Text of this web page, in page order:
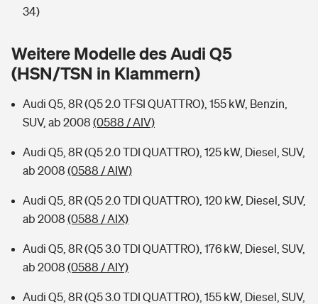
Hochwasser-Check: Wie gefährdet ist Ihr Haus?
Wer versichert was: Jetzt Versicherer finden
Private Cyberversicherung
Musikinstrumentenversicherung
Typklassen: So ist Ihr Auto eingestuft
Sie haben Fragen?
34)
Weitere Modelle des Audi Q5
(HSN/TSN in Klammern)
Audi Q5, 8R (Q5 2.0 TFSI QUATTRO), 155 kW, Benzin,
SUV, ab 2008 (0588 / AIV)
Audi Q5, 8R (Q5 2.0 TDI QUATTRO), 125 kW, Diesel, SUV,
ab 2008 (0588 / AIW)
Audi Q5, 8R (Q5 2.0 TDI QUATTRO), 120 kW, Diesel, SUV,
ab 2008 (0588 / AIX)
Audi Q5, 8R (Q5 3.0 TDI QUATTRO), 176 kW, Diesel, SUV,
ab 2008 (0588 / AIY)
Audi Q5, 8R (Q5 3.0 TDI QUATTRO), 155 kW, Diesel, SUV,